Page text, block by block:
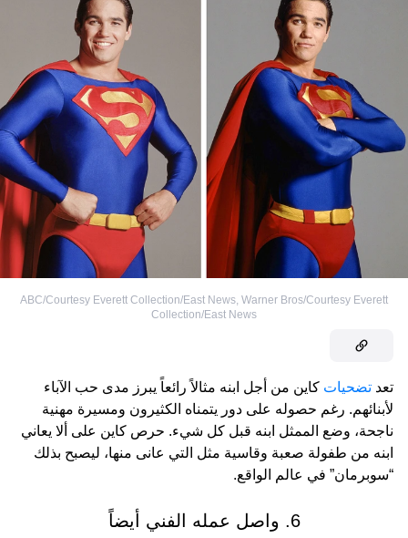
ABC/Courtesy Everett Collection/East News, Warner Bros/Courtesy Everett
Collection/East News
تعد تضحيات كاين من أجل ابنه مثالاً رائعاً يبرز مدى حب الآباء
لأبنائهم. رغم حصوله على دور يتمناه الكثيرون ومسيرة مهنية
ناجحة، وضع الممثل ابنه قبل كل شيء. حرص كاين على ألا يعاني
ابنه من طفولة صعبة وقاسية مثل التي عانى منها، ليصبح بذلك
“سوبرمان” في عالم الواقع.
6. واصل عمله الفني أيضاً